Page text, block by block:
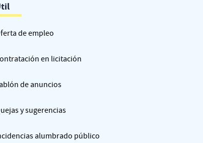
de empleo
en licitación
de anuncios
y sugerencias
alumbrado público